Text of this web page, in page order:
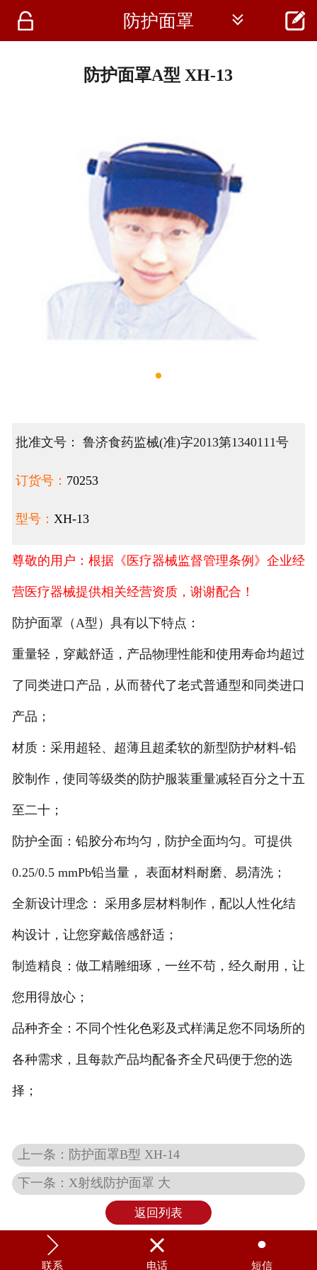
 首页
 防护面罩  
防护面罩A型 XH-13
批准文号： 鲁济食药监械(准)字2013第1340111号
订货号： 70253
型号： XH-13
尊敬的用户：根据《医疗器械监督管理条例》企业经
营医疗器械提供相关经营资质，谢谢配合！
防护面罩（A型）具有以下特点：
重量轻，穿戴舒适，产品物理性能和使用寿命均超过
了同类进口产品，从而替代了老式普通型和同类进口
产品；
材质：采用超轻、超薄且超柔软的新型防护材料-铅
胶制作，使同等级类的防护服装重量减轻百分之十五
至二十；
防护全面：铅胶分布均匀，防护全面均匀。可提供
0.25/0.5 mmPb铅当量， 表面材料耐磨、易清洗；
全新设计理念： 采用多层材料制作，配以人性化结
构设计，让您穿戴倍感舒适；
制造精良：做工精雕细琢，一丝不苟，经久耐用，让
您用得放心；
品种齐全：不同个性化色彩及式样满足您不同场所的
各种需求，且每款产品均配备齐全尺码便于您的选
择；
上一条：防护面罩B型 XH-14
下一条：X射线防护面罩 大
返回列表

联系

电话

短信